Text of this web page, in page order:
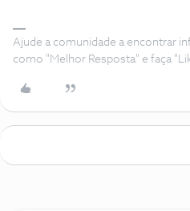
Ajude a comunidade a encontrar
como "Melhor Resposta" e faça